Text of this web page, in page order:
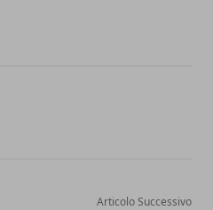
Articolo Successivo